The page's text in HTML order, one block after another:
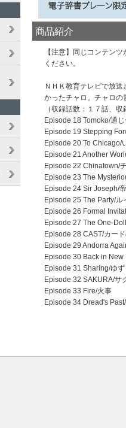
商品紹介
【注意】同じコンテン
ください。
ＮＨＫ教育テレビで放
かったチャロ。チャロの
（収録話数：１７話、収
Episode 18 Tomoko/通
Episode 19 Stepping
Episode 20 To Chicago/
Episode 21 Another
Episode 22 Chinatown/
Episode 23 The
Episode 24 Sir Joseph/
Episode 25 The Party/ル
Episode 26 Formal
Episode 27 The One-
Episode 28 CAST/カー
Episode 29 Andorra
Episode 30 Back in New
Episode 31 Sharing/ゆ
Episode 32 SAKURA/サ
Episode 33 Fire/火事
Episode 34 Dread's